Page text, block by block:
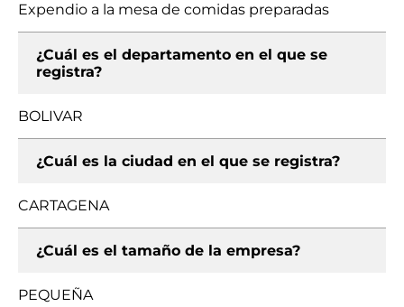
Expendio a la mesa de comidas preparadas
¿Cuál es el departamento en el que se
registra?
BOLIVAR
¿Cuál es la ciudad en el que se registra?
CARTAGENA
¿Cuál es el tamaño de la empresa?
PEQUEÑA